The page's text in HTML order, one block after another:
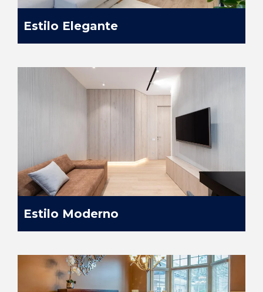
Estilo Elegante
Estilo Moderno